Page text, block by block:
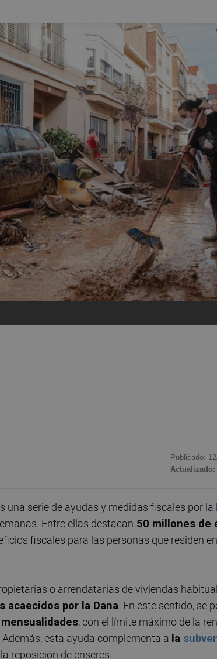
Publicado:
Actualizado:
una serie de ayudas y medidas fiscales por la
Entre ellas destacan 50 millones de
fiscales para las personas que residen
o arrendatarias de viviendas
acaecidos por la Dana. En este sentido, se
, con el límite máximo de la
esta ayuda complementa a la
reposición de enseres.